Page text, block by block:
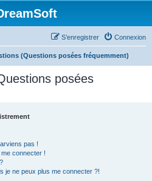
Connexion
S’enregistrer
(Questions posées fréquemment)
posées
pas !
connecter !
je ne peux plus me connecter ?!